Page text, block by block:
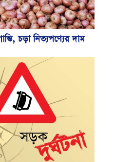
চড়া নিত্যপণ্যের দাম